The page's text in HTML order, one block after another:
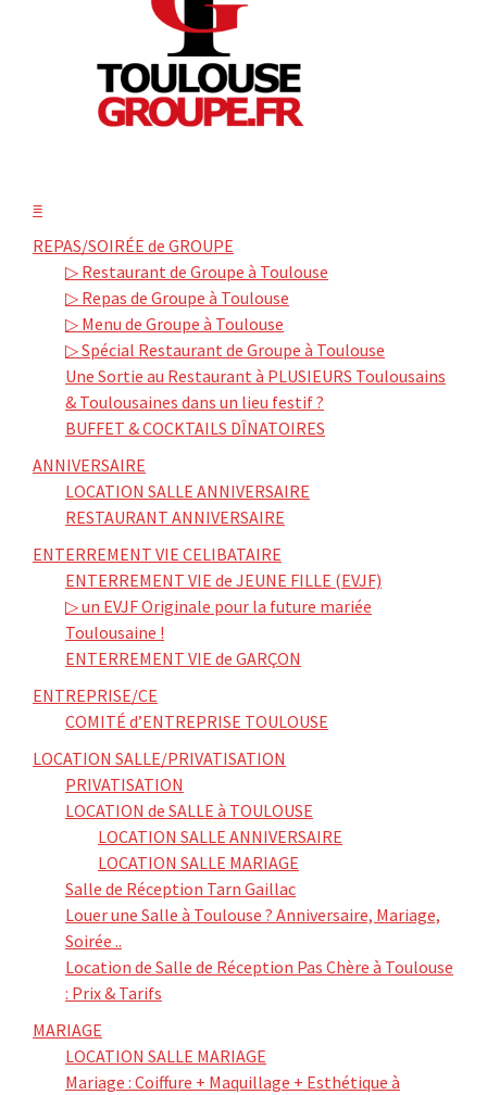
≡
REPAS/SOIRÉE de GROUPE
▷ Restaurant de Groupe à Toulouse
▷ Repas de Groupe à Toulouse
▷ Menu de Groupe à Toulouse
▷ Spécial Restaurant de Groupe à Toulouse
Une Sortie au Restaurant à PLUSIEURS Toulousains
& Toulousaines dans un lieu festif ?
BUFFET & COCKTAILS DÎNATOIRES
ANNIVERSAIRE
LOCATION SALLE ANNIVERSAIRE
RESTAURANT ANNIVERSAIRE
ENTERREMENT VIE CELIBATAIRE
ENTERREMENT VIE de JEUNE FILLE (EVJF)
▷ un EVJF Originale pour la future mariée
Toulousaine !
ENTERREMENT VIE de GARÇON
ENTREPRISE/CE
COMITÉ d’ENTREPRISE TOULOUSE
LOCATION SALLE/PRIVATISATION
PRIVATISATION
LOCATION de SALLE à TOULOUSE
LOCATION SALLE ANNIVERSAIRE
LOCATION SALLE MARIAGE
Salle de Réception Tarn Gaillac
Louer une Salle à Toulouse ? Anniversaire, Mariage,
Soirée ..
Location de Salle de Réception Pas Chère à Toulouse
: Prix & Tarifs
MARIAGE
LOCATION SALLE MARIAGE
Mariage : Coiffure + Maquillage + Esthétique à